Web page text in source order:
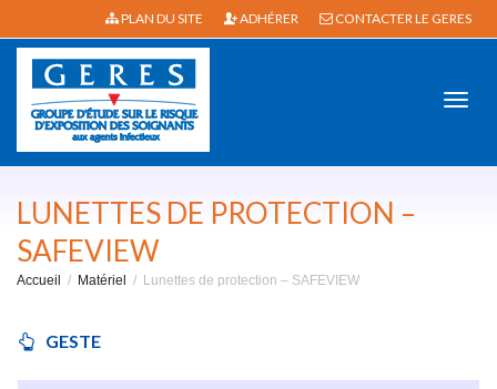
PLAN DU SITE ADHÉRER CONTACTER LE GERES
LUNETTES DE PROTECTION –
SAFEVIEW
Accueil Matériel Lunettes de protection – SAFEVIEW
GESTE